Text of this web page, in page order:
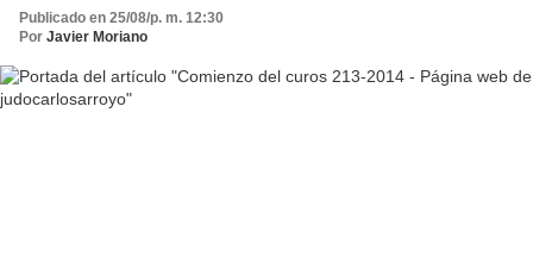
Publicado en 25/08/p. m. 12:30
Por Javier Moriano